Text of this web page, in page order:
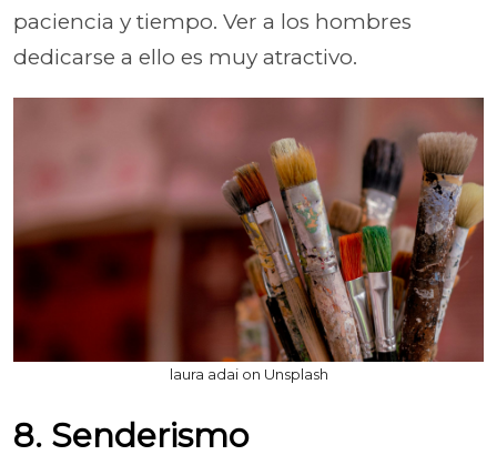
paciencia y tiempo. Ver a los hombres
dedicarse a ello es muy atractivo.
laura adai on Unsplash
8. Senderismo